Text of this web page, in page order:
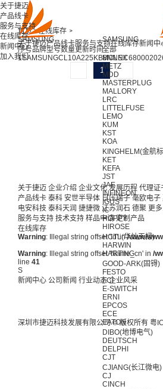
关于捷迈产品线卡服务与支持在线库存新闻中
关于捷迈
产品线卡
服务与支持
在线库存
新闻中心
加入我们
首页 >在线库存 >
SAMSUNG
SAMSUNG
全部
MOLEX
METZ
MDD
MASTERPLUG
MALLORY
LRC
LITTELFUSE
LEMO
KUM
KST
KOA
KINGHELM(金航
KET
KEFA
JST
JAE
INFINEON
IGUS
IC
HOPPY
HIROSE
HCTL(华灿天禄)
HARWIN
HARTING
GOOD-ARK(固锝)
FESTO
FCI
E-SWITCH
ERNI
EPCOS
ECE
EATON
DIBO(地博电气)
DEUTSCH
DELPHI
CJT
CJIANG(长江微电)
CJ
CINCH
序号品牌型号数量更新时间
1SAMSUNGCL10A225KB8NNNC68000
1
关于捷迈 企业介绍 企业文化 发展历程 代理证
产品线卡 泰科 安世半导体 日压瑞子 毫欧电子
电安科技 泰科天润 捷捷微 江苏润石 德聚 更
服务与支持 技术支持 样品申请 定制产品
在线库存
Warning: Illegal string offset 'Id' in/www/
Warning: Illegal string offset 'Name_cn' in /
line 41
S
新闻中心 公司新闻 行业动态 企业风采
深圳市捷迈科技发展有限公司 © 版权所有 粤